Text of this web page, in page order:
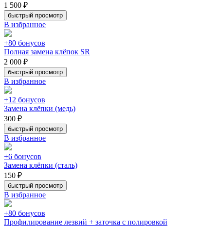
1 500 ₽
быстрый просмотр
В избранное
+80 бонусов
Полная замена клёпок SR
2 000 ₽
быстрый просмотр
В избранное
+12 бонусов
Замена клёпки (медь)
300 ₽
быстрый просмотр
В избранное
+6 бонусов
Замена клёпки (сталь)
150 ₽
быстрый просмотр
В избранное
+80 бонусов
Профилирование лезвий + заточка с полировкой